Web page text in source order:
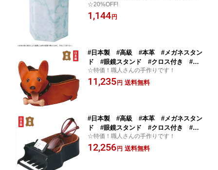
ド ペン立て ペンスタンド 卓上収納 リ
モコン入れ おしゃれ オフィス インテリ
☆20%OFF!
1,144 円
#日本製 #高級 #本革 #メガネスタン
ド #眼鏡スタンド #クロス付き #ク
リーナー付き #レザー #職人 #手作
り #おしゃれ #かわいい #お祝い #
☆特価！職人さんの手作りです！
11,235 円 送料無料
#日本製 #高級 #本革 #メガネスタン
ド #眼鏡スタンド #クロス付き #ク
リーナー付き #レザー #職人 #手作
り #おしゃれ #かわいい #お祝い #
☆特価！職人さんの手作りです！
12,256 円 送料無料